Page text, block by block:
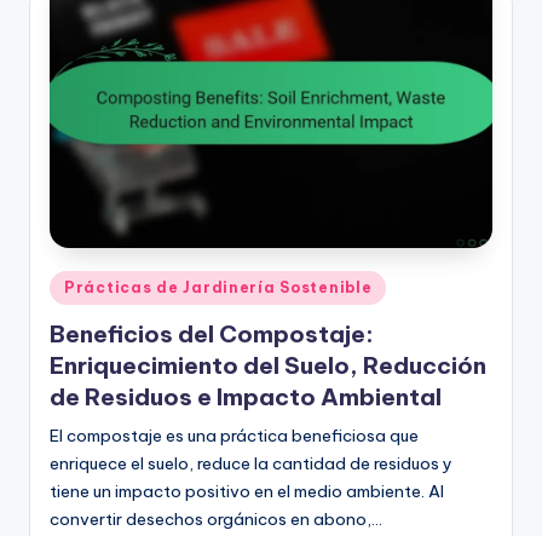
Posted
in
Prácticas de Jardinería Sostenible
Beneficios del Compostaje:
Enriquecimiento del Suelo, Reducción
de Residuos e Impacto Ambiental
El compostaje es una práctica beneficiosa que
enriquece el suelo, reduce la cantidad de residuos y
tiene un impacto positivo en el medio ambiente. Al
convertir desechos orgánicos en abono,…